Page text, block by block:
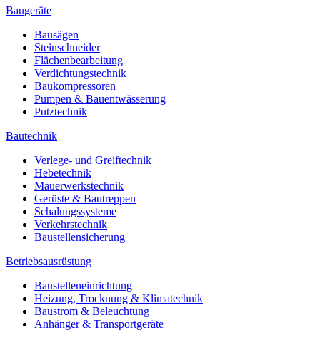
Baugeräte
Bausägen
Steinschneider
Flächenbearbeitung
Verdichtungstechnik
Baukompressoren
Pumpen & Bauentwässerung
Putztechnik
Bautechnik
Verlege- und Greiftechnik
Hebetechnik
Mauerwerkstechnik
Gerüste & Bautreppen
Schalungssysteme
Verkehrstechnik
Baustellensicherung
Betriebsausrüstung
Baustelleneinrichtung
Heizung, Trocknung & Klimatechnik
Baustrom & Beleuchtung
Anhänger & Transportgeräte